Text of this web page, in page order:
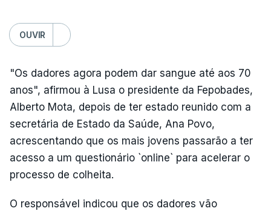
OUVIR
"Os dadores agora podem dar sangue até aos 70
anos", afirmou à Lusa o presidente da Fepobades,
Alberto Mota, depois de ter estado reunido com a
secretária de Estado da Saúde, Ana Povo,
acrescentando que os mais jovens passarão a ter
acesso a um questionário `online` para acelerar o
processo de colheita.
O responsável indicou que os dadores vão